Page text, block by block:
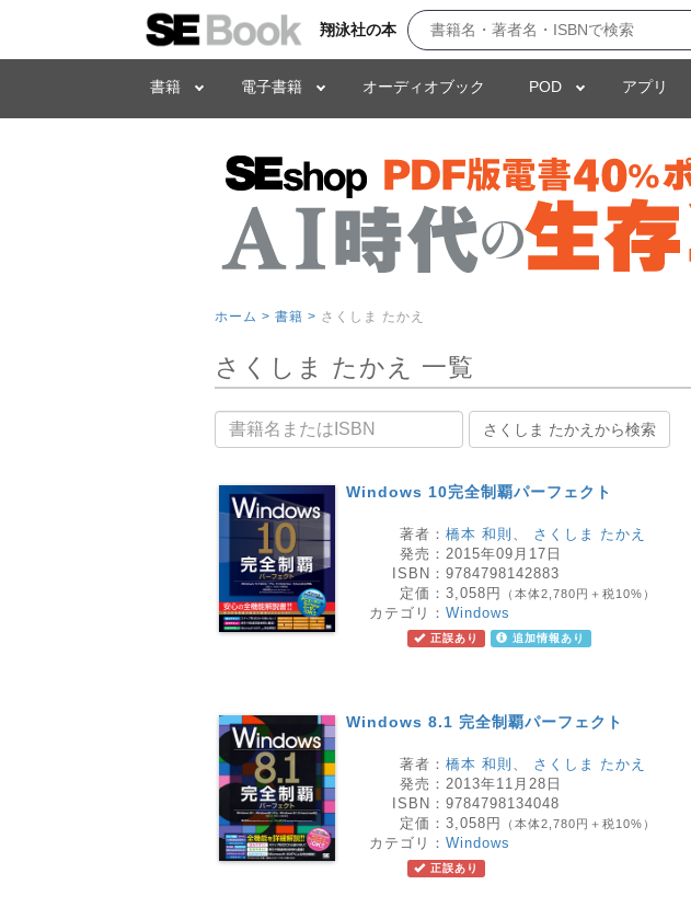
翔泳社の本
書籍 電子書籍 オーディオブック POD アプリ
ホーム > 書籍 > さくしま たかえ
さくしま たかえ 一覧
書籍名 さくしま たかえから検索
Windows 10完全制覇パーフェクト
著者： 橋本 和則 、 さくしま たかえ
発売： 2015年09月17日
ISBN： 9784798142883
定価： 3,058円 （本体2,780円＋税10%）
カテゴリ： Windows
正誤あり 追加情報あり
Windows 8.1 完全制覇パーフェクト
著者： 橋本 和則 、 さくしま たかえ
発売： 2013年11月28日
ISBN： 9784798134048
定価： 3,058円 （本体2,780円＋税10%）
カテゴリ： Windows
正誤あり